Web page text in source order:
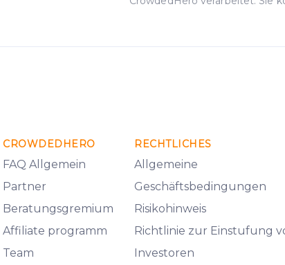
CROWDEDHERO
FAQ Allgemein
Partner
Beratungsgremium
Affiliate programm
Team
RECHTLICHES
Allgemeine
Geschäftsbedingungen
Risikohinweis
Richtlinie zur Einstufung
Investoren